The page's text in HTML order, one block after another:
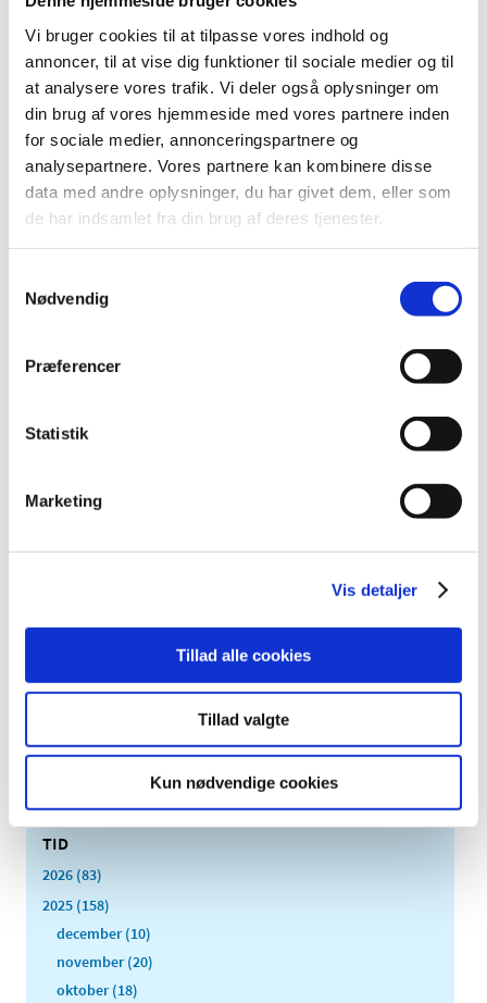
Vi bruger cookies til at tilpasse vores indhold og
annoncer, til at vise dig funktioner til sociale medier og til
at analysere vores trafik. Vi deler også oplysninger om
din brug af vores hjemmeside med vores partnere inden
for sociale medier, annonceringspartnere og
analysepartnere. Vores partnere kan kombinere disse
data med andre oplysninger, du har givet dem, eller som
de har indsamlet fra din brug af deres tjenester.
Nødvendig
Præferencer
Statistik
Marketing
Vis detaljer
Tillad alle cookies
Tillad valgte
Kun nødvendige cookies
Lægemiddelstyrelsen opfordrer virksomheder til at
ansøge om markedsføringstilladelse for udvalgte…
Årets fokus ved inspektioner i 2025
|7. januar 2025|
Fokus på rengøringsvalidering under GMP-inspektioner
Lægemiddelstyrelsen har et øget fokus på…
udlevering af udenlandske pakninger – ikke
Tilladelser til ordination og udlevering af udenlandske
En milepæl i arbejdet med at reducere brugen
6. januar 2025
Opdatering af produktresumeer på grund af
ændrede ATC-koder for 2025
|2. januar 2025|
der er godkendt efter den nationale procedure, den
Alle (2505)
TID
2026 (83)
2025 (158)
december (10)
november (20)
oktober (18)